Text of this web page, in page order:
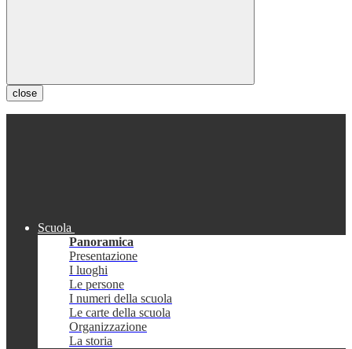
close
Scuola
Panoramica
Presentazione
I luoghi
Le persone
I numeri della scuola
Le carte della scuola
Organizzazione
La storia